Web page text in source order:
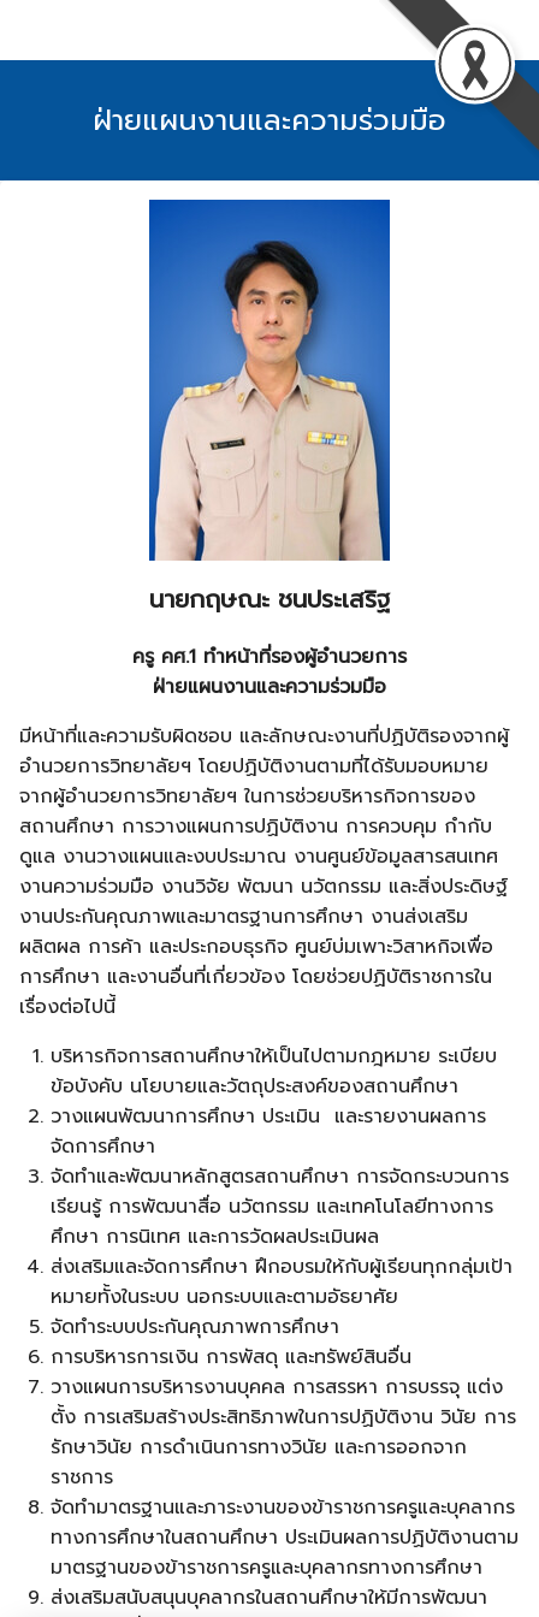
Search
for:
Search
ฝ่ายแผนงานและความร่วมมือ
นายกฤษณะ ชนประเสริฐ
ครู คศ.1 ทำหน้าที่รองผู้อำนวยการ
ฝ่ายแผนงานและความร่วมมือ
มีหน้าที่และความรับผิดชอบ และลักษณะงานที่ปฏิบัติรองจากผู้
อำนวยการวิทยาลัยฯ โดยปฏิบัติงานตามที่ได้รับมอบหมาย
จากผู้อำนวยการวิทยาลัยฯ ในการช่วยบริหารกิจการของ
สถานศึกษา การวางแผนการปฏิบัติงาน การควบคุม กำกับ
ดูแล งานวางแผนและงบประมาณ งานศูนย์ข้อมูลสารสนเทศ
งานความร่วมมือ งานวิจัย พัฒนา นวัตกรรม และสิ่งประดิษฐ์
งานประกันคุณภาพและมาตรฐานการศึกษา งานส่งเสริม
ผลิตผล การค้า และประกอบธุรกิจ ศูนย์บ่มเพาะวิสาหกิจเพื่อ
การศึกษา และงานอื่นที่เกี่ยวข้อง โดยช่วยปฏิบัติราชการใน
เรื่องต่อไปนี้
บริหารกิจการสถานศึกษาให้เป็นไปตามกฎหมาย ระเบียบ
ข้อบังคับ นโยบายและวัตถุประสงค์ของสถานศึกษา
วางแผนพัฒนาการศึกษา ประเมิน และรายงานผลการ
จัดการศึกษา
จัดทำและพัฒนาหลักสูตรสถานศึกษา การจัดกระบวนการ
เรียนรู้ การพัฒนาสื่อ นวัตกรรม และเทคโนโลยีทางการ
ศึกษา การนิเทศ และการวัดผลประเมินผล
ส่งเสริมและจัดการศึกษา ฝึกอบรมให้กับผู้เรียนทุกกลุ่มเป้า
หมายทั้งในระบบ นอกระบบและตามอัธยาศัย
จัดทำระบบประกันคุณภาพการศึกษา
การบริหารการเงิน การพัสดุ และทรัพย์สินอื่น
วางแผนการบริหารงานบุคคล การสรรหา การบรรจุ แต่ง
ตั้ง การเสริมสร้างประสิทธิภาพในการปฏิบัติงาน วินัย การ
รักษาวินัย การดำเนินการทางวินัย และการออกจาก
ราชการ
จัดทำมาตรฐานและภาระงานของข้าราชการครูและบุคลากร
ทางการศึกษาในสถานศึกษา ประเมินผลการปฏิบัติงานตาม
มาตรฐานของข้าราชการครูและบุคลากรทางการศึกษา
ส่งเสริมสนับสนุนบุคลากรในสถานศึกษาให้มีการพัฒนา